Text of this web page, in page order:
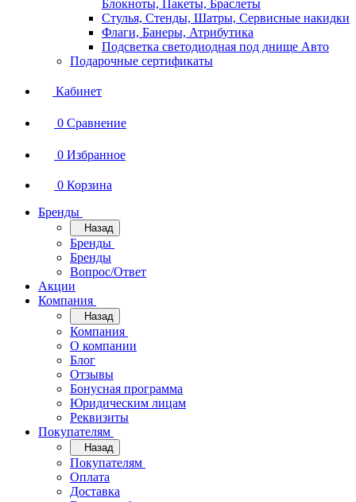
Блокноты, Пакеты, Браслеты
Стулья, Стенды, Шатры, Сервисные накидки
Флаги, Банеры, Атрибутика
Подсветка светодиодная под днище Авто
Подарочные сертификаты
Кабинет
0 Сравнение
0 Избранное
0 Корзина
Бренды
Назад
Бренды
Бренды
Вопрос/Ответ
Акции
Компания
Назад
Компания
О компании
Блог
Отзывы
Бонусная программа
Юридическим лицам
Реквизиты
Покупателям
Назад
Покупателям
Оплата
Доставка